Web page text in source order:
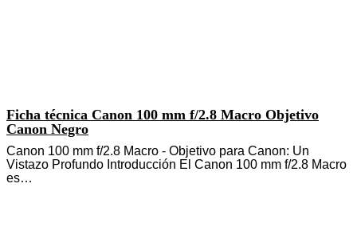
Ficha técnica Canon 100 mm f/2.8 Macro Objetivo
Canon Negro
Canon 100 mm f/2.8 Macro - Objetivo para Canon: Un
Vistazo Profundo Introducción El Canon 100 mm f/2.8 Macro
es…